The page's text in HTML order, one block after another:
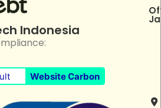
Indonesia
Website Carbon